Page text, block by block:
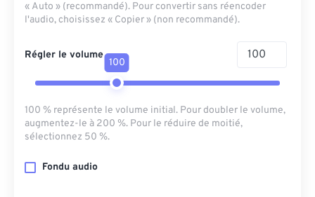
« Auto » (recommandé). Pour convertir sans réencoder
l'audio, choisissez « Copier » (non recommandé).
Régler le volume
100
100 % représente le volume initial. Pour doubler le volume,
augmentez-le à 200 %. Pour le réduire de moitié,
sélectionnez 50 %.
Fondu audio